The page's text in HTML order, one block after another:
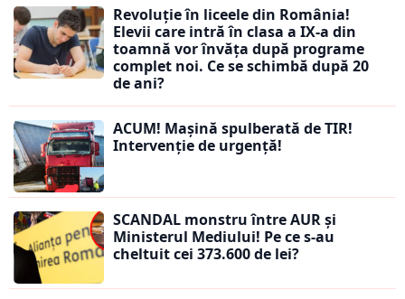
Revoluție în liceele din România!
Elevii care intră în clasa a IX-a din
toamnă vor învăța după programe
complet noi. Ce se schimbă după 20
de ani?
ACUM! Mașină spulberată de TIR!
Intervenție de urgență!
SCANDAL monstru între AUR și
Ministerul Mediului! Pe ce s-au
cheltuit cei 373.600 de lei?